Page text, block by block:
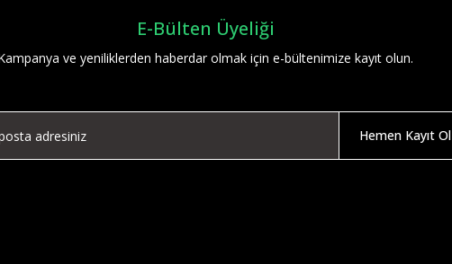
E-Bülten Üyeliği
ve yeniliklerden haberdar olmak için e-bültenimize kayıt olun.
Hemen Kayıt Ol